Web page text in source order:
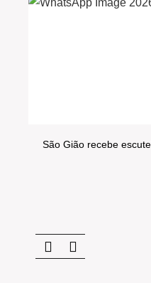
São Gião recebe